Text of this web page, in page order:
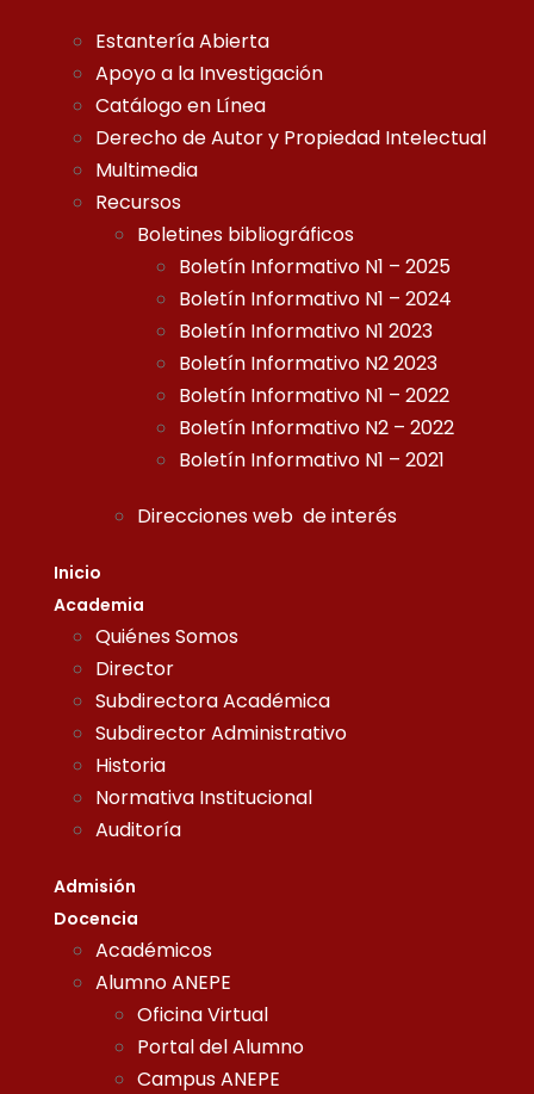
Estantería Abierta
Apoyo a la Investigación
Catálogo en Línea
Derecho de Autor y Propiedad Intelectual
Multimedia
Recursos
Boletines bibliográficos
Boletín Informativo N1 – 2025
Boletín Informativo N1 – 2024
Boletín Informativo N1 2023
Boletín Informativo N2 2023
Boletín Informativo N1 – 2022
Boletín Informativo N2 – 2022
Boletín Informativo N1 – 2021
Direcciones web de interés
Inicio
Academia
Quiénes Somos
Director
Subdirectora Académica
Subdirector Administrativo
Historia
Normativa Institucional
Auditoría
Admisión
Docencia
Académicos
Alumno ANEPE
Oficina Virtual
Portal del Alumno
Campus ANEPE